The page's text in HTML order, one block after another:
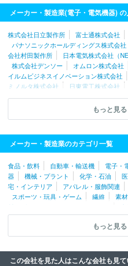
メーカー・製造業(電子・電気機器)
株式会社日立製作所 富士通株式会社
パナソニックホールディングス株式会社
会社村田製作所
日本電気株式会社（
株式会社デンソー
オムロン株式会社
イルムビジネスイノベーション株式会社
ミノルタ株式会社
日東電工株式会社
ー工業株式会社
セイコーエプソン株
株式会社安川電機
株式会社
会社
株式会社堀場製作所 キオクシ
ル
Ａｓｔｅｍｏ株式会社
日本ヒ
東芝テック株式会社
アルプスアルパ
式会社
株式会社明電舎 能美防災株
タマニュファクチャリング株式会社
株式会社
株式会社ＴＭＥＩＣ イ
もっと見る
メーカー・製造業のカテゴリ一覧
食品・飲料 自動車・輸送機 電子・
器
機械・プラント 化学・石油
宅・インテリア
アパレル・服飾関連
スポーツ・玩具・ゲーム
繊維 素
材（ゴム・ガラス・セラミックス）
（その他）
農林・水産 たばこ・飼
もっと見る
この会社を見た人はこんな会社も見